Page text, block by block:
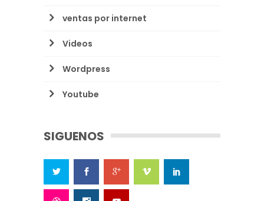
ventas por internet
Videos
Wordpress
Youtube
SIGUENOS